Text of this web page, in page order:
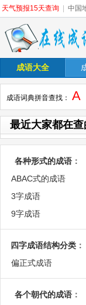
天气预报15天查询 中国
成语大全
成语词典拼音查找： A
最近大家都在
各种形式的成语 ：
ABAC式的成语
3字成语
9字成语
四字成语结构分类 ：
偏正式成语
各个朝代的成语 ：